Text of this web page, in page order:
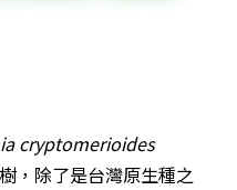
cryptomerioides
，除了是台灣原生種之